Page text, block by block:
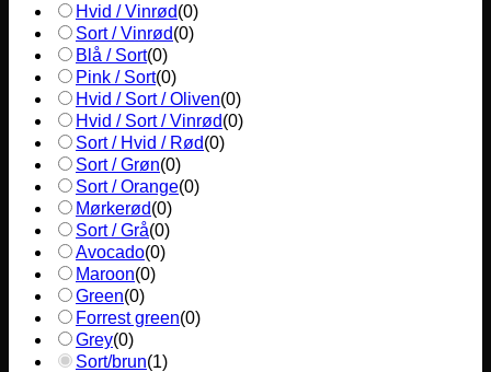
Hvid / Vinrød(0)
Sort / Vinrød(0)
Blå / Sort(0)
Pink / Sort(0)
Hvid / Sort / Oliven(0)
Hvid / Sort / Vinrød(0)
Sort / Hvid / Rød(0)
Sort / Grøn(0)
Sort / Orange(0)
Mørkerød(0)
Sort / Grå(0)
Avocado(0)
Maroon(0)
Green(0)
Forrest green(0)
Grey(0)
Sort/brun(1)